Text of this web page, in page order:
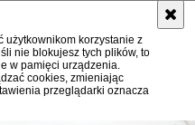
użytkownikom korzystanie z
nie blokujesz tych plików, to
w pamięci urządzenia.
cookies, zmieniając
przeglądarki oznacza